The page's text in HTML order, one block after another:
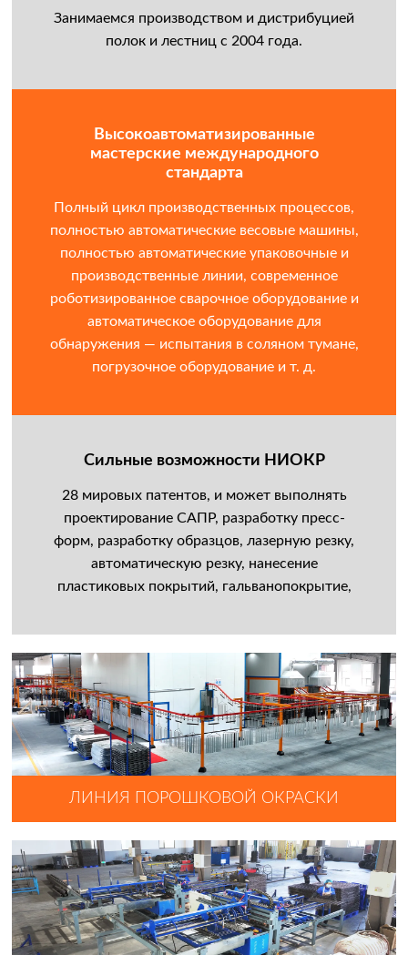
Занимаемся производством и дистрибуцией
полок и лестниц с 2004 года.
Высокоавтоматизированные
мастерские международного
стандарта
Полный цикл производственных процессов,
полностью автоматические весовые машины,
полностью автоматические упаковочные и
производственные линии, современное
роботизированное сварочное оборудование и
автоматическое оборудование для
обнаружения — испытания в соляном тумане,
погрузочное оборудование и т. д.
Сильные возможности НИОКР
28 мировых патентов, и может выполнять
проектирование САПР, разработку пресс-
форм, разработку образцов, лазерную резку,
автоматическую резку, нанесение
пластиковых покрытий, гальванопокрытие,
ЛИНИЯ ПОРОШКОВОЙ ОКРАСКИ